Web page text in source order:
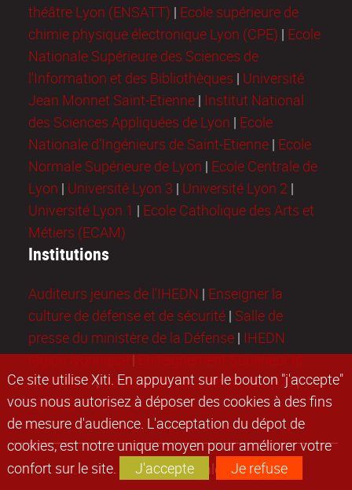
Ce site utilise Xiti. En appuyant sur le bouton "j'accepte"
vous nous autorisez à déposer des cookies à des fins
de mesure d'audience. L'acceptation du dépot de
cookies, est notre unique moyen pour améliorer votre
confort sur le site.
J'accepte Je refuse
théâtre Lyon (ENSATT) | Ecole supérieure de
chimie physique électronique Lyon (CPE) | Ecole
Nationale Supérieure des Sciences de
l'Information et des Bibliothèques | Université
Jean Monnet Saint-Etienne | Institut National
des Sciences Appliquées de Lyon | Ecole
Nationale d’Ingénieurs de Saint-Etienne | Ecole
Normale Supérieure de Lyon | Ecole Centrale de
Lyon | Université Lyon 3 | Université Lyon 2 |
Université Lyon 1 | Ecole Catholique des Arts et
Métiers (ECAM)
Institutions
Auditeurs jeunes de l'IHEDN | Enseigner la
culture de défense et de sécurité | Salle de
presse du ministère de la Défense | IHEDN
région lyonnaise|Enseignement Supérieur et
Recherche|Rectorat de l'académie de Lyon|
Zone de défense Sud-Est
Mentions légales